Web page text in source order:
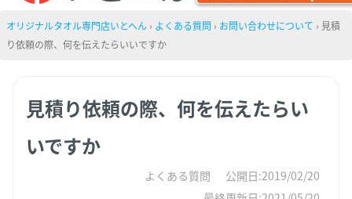
オリジナルタオル専門店いとへん › よくある質問 › お問い合わせについて › 見積
り依頼の際、何を伝えたらいいですか
見積り依頼の際、何を伝えたらい
いですか
よくある質問
公開日:2019/02/20